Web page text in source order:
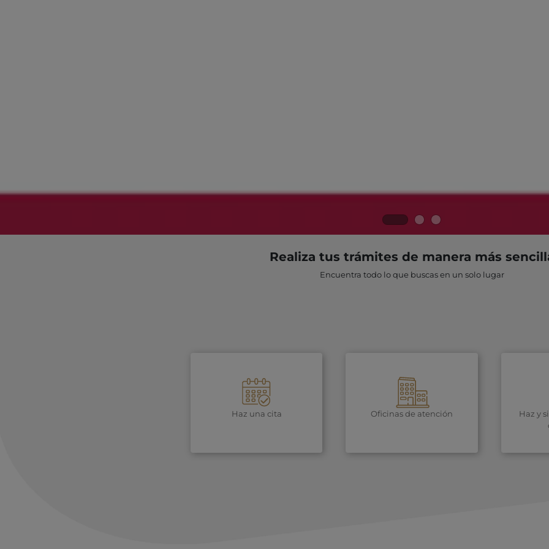
Realiza tus trámites de manera más
Encuentra todo lo que buscas en un solo lugar
Haz una cita Oficinas de atención
Haz y